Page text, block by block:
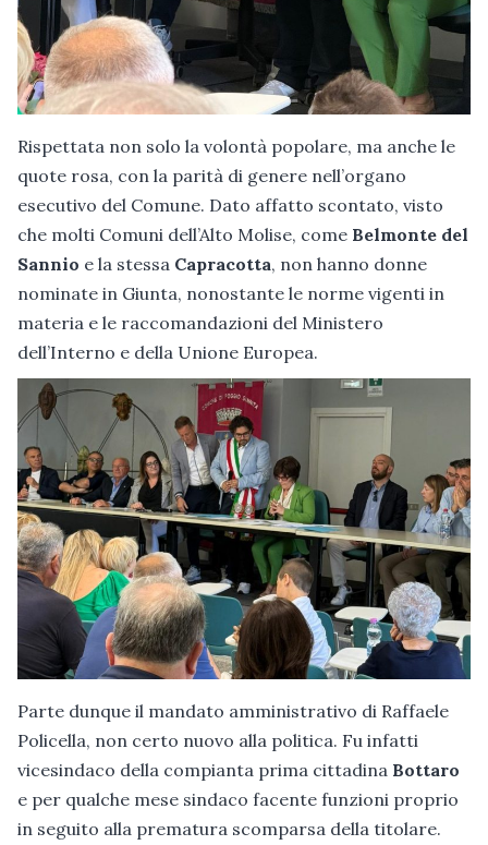
Rispettata non solo la volontà popolare, ma anche le
quote rosa, con la parità di genere nell’organo
esecutivo del Comune. Dato affatto scontato, visto
che molti Comuni dell’Alto Molise, come Belmonte del
Sannio e la stessa Capracotta, non hanno donne
nominate in Giunta, nonostante le norme vigenti in
materia e le raccomandazioni del Ministero
dell’Interno e della Unione Europea.
Parte dunque il mandato amministrativo di Raffaele
Policella, non certo nuovo alla politica. Fu infatti
vicesindaco della compianta prima cittadina Bottaro
e per qualche mese sindaco facente funzioni proprio
in seguito alla prematura scomparsa della titolare.